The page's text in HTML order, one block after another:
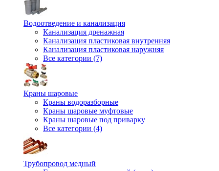
Водоотведение и канализация
Канализация дренажная
Канализация пластиковая внутренняя
Канализация пластиковая наружняя
Все категории (7)
Краны шаровые
Краны водоразборные
Краны шаровые муфтовые
Краны шаровые под приварку
Все категории (4)
Трубопровод медный